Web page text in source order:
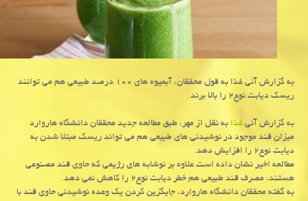
به گزارش آنی غذا به قول محققان، آبمیوه های ۱۰۰ درصد طبیعی هم می توانند
ریسك دیابت نوع۲ را بالا برند.
به گزارش آنیغذابه نقل از مهر، طبق مطالعه جدید محققان دانشگاه هاروارد
میزان قند موجود در نوشیدنی های طبیعی هم می تواند ریسك مبتلا شدن به
دیابت نوع۲ را افزایش دهد.
مطالعه اخیر نشان داده است علاوه بر نوشابه های رژیمی كه حاوی قند مصنوعی
هستند، مصرف قند طبیعی هم خطر دیابت نوع۲ را كاهش نمی دهد.
به گفته محققان دانشگاه هاروارد، جایگزین كردن یك وعده نوشیدنی حاوی قند با